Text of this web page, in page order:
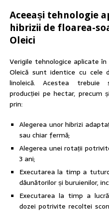
Aceeași tehnologie
hibrizii de floarea-
Oleici
Verigile tehnologice aplicate
Oleică sunt identice cu cele
linoleică. Acestea trebuie
producției pe hectar, precum
prin:
Alegerea unor hibrizi
sau chiar fermă;
Alegerea unei rotații
3 ani;
Executarea la timp a
dăunătorilor și buruienilor,
Executarea la timp a
dozei potrivite recoltei